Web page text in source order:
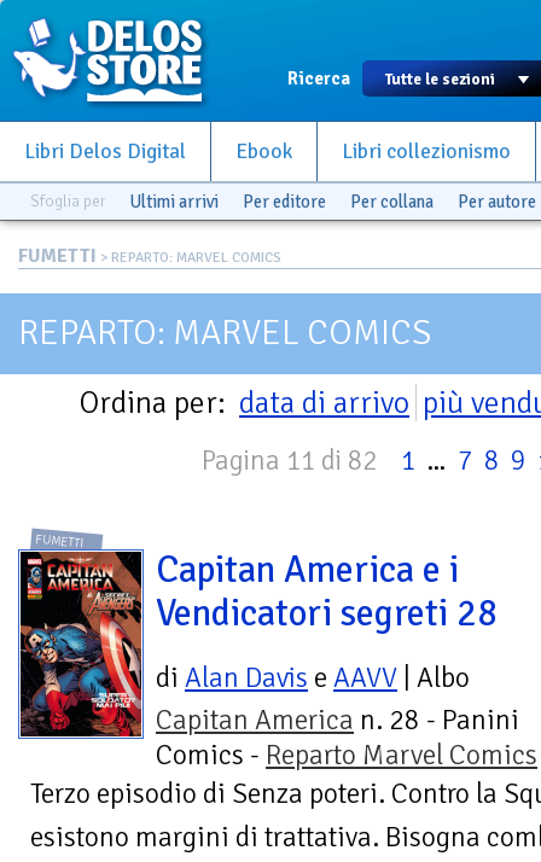
Ricerca
Libri Delos Digital Ebook Libri collezionismo
Sfoglia per Ultimi arrivi Per editore Per collana Per autore
FUMETTI > REPARTO: MARVEL COMICS
REPARTO: MARVEL COMICS
Ordina per: data di arrivo più
Pagina 11 di 82 1 ... 7 8 9
FUMETTI
Capitan America e i
Vendicatori segreti 28
di Alan Davis e AAVV | Albo
Capitan America n. 28 - Panini
Comics - Reparto Marvel Comics
Terzo episodio di Senza poteri. Contro la
esistono margini di trattativa. Bisogna